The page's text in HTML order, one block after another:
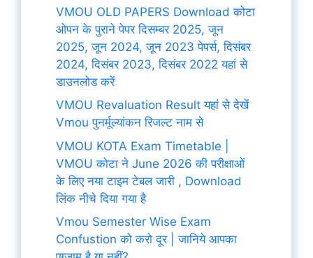
VMOU OLD PAPERS Download कोटा
ओपन के पुराने पेपर दिसम्बर 2025, जून
2025, जून 2024, जून 2023 पेपर्स, दिसंबर
2024, दिसंबर 2023, दिसंबर 2022 यहां से
डाउनलोड करें
VMOU Revaluation Result यहां से देखें
Vmou पुनर्मूल्यांकन रिजल्ट नाम से
VMOU KOTA Exam Timetable |
VMOU कोटा ने June 2026 की परीक्षाओं
के लिए नया टाइम टेबल जारी , Download
लिंक नीचे दिया गया है
Vmou Semester Wise Exam
Confustion को करो दूर | जानिये आपका